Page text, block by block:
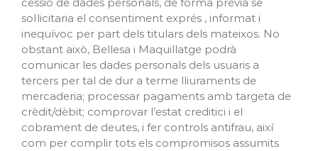
cessió de dades personals, de forma prèvia se
sol·licitaria el consentiment exprés , informat i
inequívoc per part dels titulars dels mateixos. No
obstant això, Bellesa i Maquillatge podrà
comunicar les dades personals dels usuaris a
tercers per tal de dur a terme lliuraments de
mercaderia; processar pagaments amb targeta de
crèdit/dèbit; comprovar l’estat creditici i el
cobrament de deutes, i fer controls antifrau, així
com per complir tots els compromisos assumits